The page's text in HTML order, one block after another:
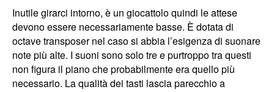
Inutile girarci intorno, è un giocattolo quindi le attese
devono essere necessariamente basse. È dotata di
octave transposer nel caso si abbia l’esigenza di suonare
note più alte. I suoni sono solo tre e purtroppo tra questi
non figura il piano che probabilmente era quello più
necessario. La qualità dei tasti lascia parecchio a